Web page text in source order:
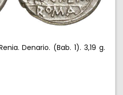
Denario. (Bab. 1). 3,19 g.